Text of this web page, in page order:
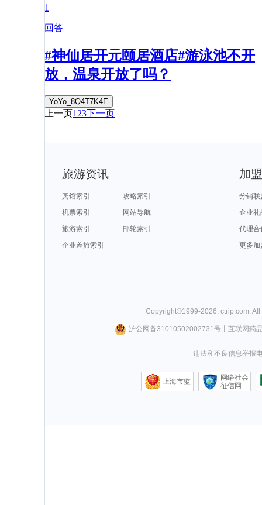
1
回答
#神仙居开元颐居酒店#游泳池不开
放，温泉开放了吗？
YoYo_8Q4T7K4E
上一页1 23下一页
旅游资讯
宾馆索引
攻略索引
机票索引
网站导航
旅游索引
邮轮索引
企业差旅索引
加
分销联
企业礼
代理合
更多加
Copyright©1999-2026, ctrip.com.
沪公网备31010502002731号丨 互联网药
违法和不良信息举报
上海市监
网络社会
征信网